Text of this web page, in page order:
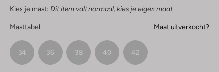
Kies je maat: Dit item valt normaal, kies je eigen maat
Maattabel Maat uitverkocht?
34 36 38 40 42